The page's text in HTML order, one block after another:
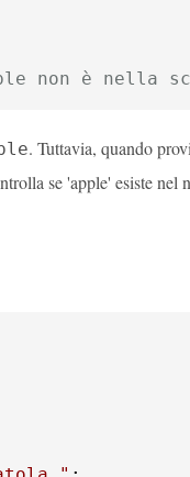
non è nella
. Tuttavia, quando
se 'apple' esiste nel